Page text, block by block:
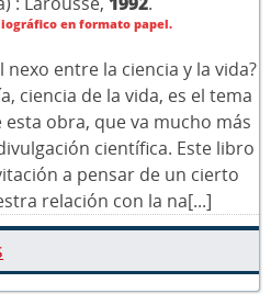
en formato papel.
nexo entre la ciencia y la vida?
ciencia de la vida, es el tema
esta obra, que va mucho más
científica. Este libro
a pensar de un cierto
relación con la na[...]